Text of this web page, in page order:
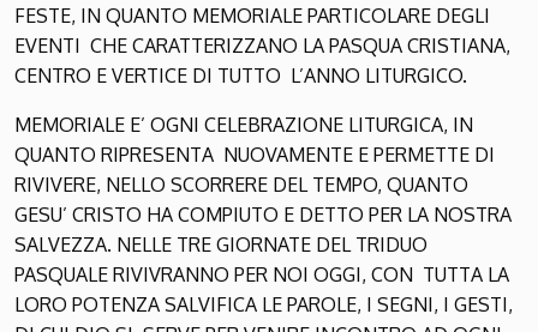
FESTE, IN QUANTO MEMORIALE PARTICOLARE DEGLI
EVENTI CHE CARATTERIZZANO LA PASQUA CRISTIANA,
CENTRO E VERTICE DI TUTTO L’ANNO LITURGICO.
MEMORIALE E’ OGNI CELEBRAZIONE LITURGICA, IN
QUANTO RIPRESENTA NUOVAMENTE E PERMETTE DI
RIVIVERE, NELLO SCORRERE DEL TEMPO, QUANTO
GESU’ CRISTO HA COMPIUTO E DETTO PER LA NOSTRA
SALVEZZA. NELLE TRE GIORNATE DEL TRIDUO
PASQUALE RIVIVRANNO PER NOI OGGI, CON TUTTA LA
LORO POTENZA SALVIFICA LE PAROLE, I SEGNI, I GESTI,